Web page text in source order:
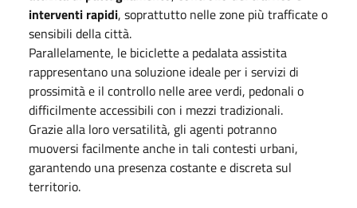
interventi rapidi, soprattutto nelle zone più trafficate o
sensibili della città.
Parallelamente, le biciclette a pedalata assistita
rappresentano una soluzione ideale per i servizi di
prossimità e il controllo nelle aree verdi, pedonali o
difficilmente accessibili con i mezzi tradizionali.
Grazie alla loro versatilità, gli agenti potranno
muoversi facilmente anche in tali contesti urbani,
garantendo una presenza costante e discreta sul
territorio.